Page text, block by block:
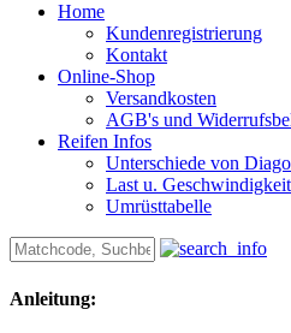
Home
Kundenregistrierung
Kontakt
Online-Shop
Versandkosten
AGB's und
Reifen Infos
Unterschiede von
Last u.
Umrüsttabelle
Anleitung: